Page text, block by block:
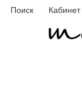
Поиск Кабинет